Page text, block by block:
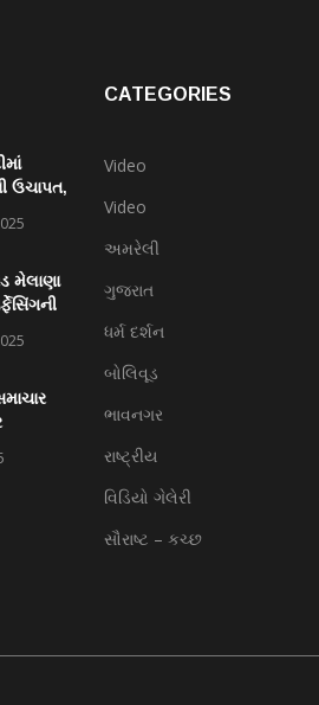
ઉચાપત,
મેલાણા
CATEGORIES
Video
Video
અમરેલી
ગુજરાત
ધર્મ દર્શન
બોલિવૂડ
ભાવનગર
રાષ્ટ્રીય
વિડિયો ગેલેરી
સૌરાષ્ટ – કચ્છ